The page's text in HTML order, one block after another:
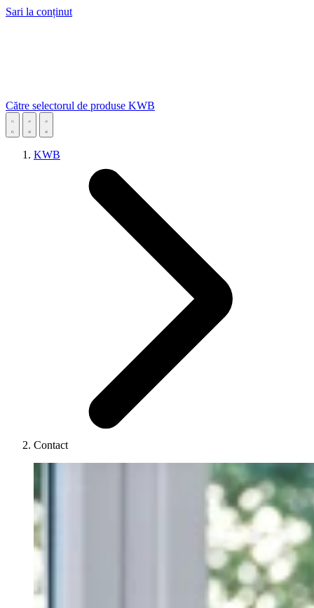
Sari la conținut
Către selectorul de produse KWB
KWB
Contact